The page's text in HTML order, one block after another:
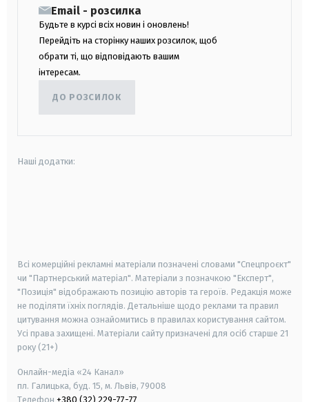
Email - розсилка
Будьте в курсі всіх новин і оновлень!
Перейдіть на сторінку наших розсилок, щоб
обрати ті, що відповідають вашим
інтересам.
ДО РОЗСИЛОК
Наші додатки:
Всі комерційні рекламні матеріали позначені словами "Спецпроєкт"
чи "Партнерський матеріал". Матеріали з позначкою "Експерт",
"Позиція" відображають позицію авторів та героїв. Редакція може
не поділяти їхніх поглядів. Детальніше щодо реклами та правил
цитування можна ознайомитись в правилах користування сайтом.
Усі права захищені. Матеріали сайту призначені для осіб старше 21
року (21+)
Онлайн-медіа «24 Канал»
пл. Галицька, буд. 15, м. Львів, 79008
Телефон +380 (32) 229-77-77